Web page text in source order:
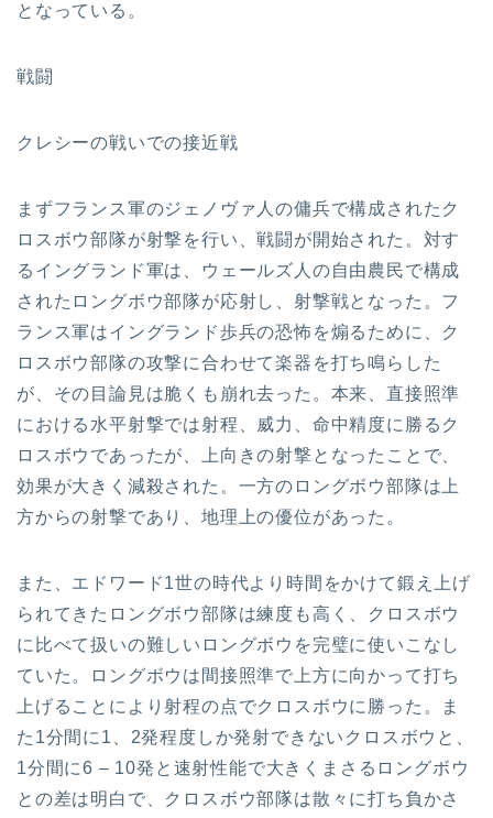
となっている。
戦闘
クレシーの戦いでの接近戦
まずフランス軍のジェノヴァ人の傭兵で構成されたク
ロスボウ部隊が射撃を行い、戦闘が開始された。対す
るイングランド軍は、ウェールズ人の自由農民で構成
されたロングボウ部隊が応射し、射撃戦となった。フ
ランス軍はイングランド歩兵の恐怖を煽るために、ク
ロスボウ部隊の攻撃に合わせて楽器を打ち鳴らした
が、その目論見は脆くも崩れ去った。本来、直接照準
における水平射撃では射程、威力、命中精度に勝るク
ロスボウであったが、上向きの射撃となったことで、
効果が大きく減殺された。一方のロングボウ部隊は上
方からの射撃であり、地理上の優位があった。
また、エドワード1世の時代より時間をかけて鍛え上げ
られてきたロングボウ部隊は練度も高く、クロスボウ
に比べて扱いの難しいロングボウを完璧に使いこなし
ていた。ロングボウは間接照準で上方に向かって打ち
上げることにより射程の点でクロスボウに勝った。ま
た1分間に1、2発程度しか発射できないクロスボウと、
1分間に6 – 10発と速射性能で大きくまさるロングボウ
との差は明白で、クロスボウ部隊は散々に打ち負かさ